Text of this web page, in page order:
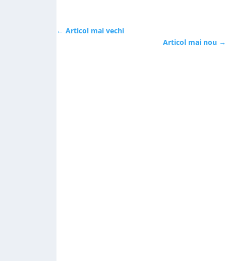
← Articol mai vechi
Articol mai nou →